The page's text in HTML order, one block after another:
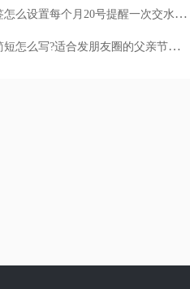
手机备忘录便签怎么设置每个月20号提醒一次交水电费?
父亲节祝福语简短怎么写?适合发朋友圈的父亲节文案用便签记录